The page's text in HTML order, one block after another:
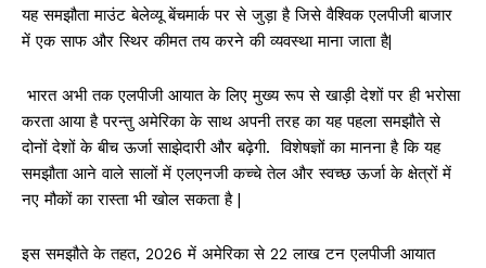
यह समझौता माउंट बेलेव्यू बेंचमार्क पर से जुड़ा है जिसे वैश्विक एलपीजी बाजार
में एक साफ और स्थिर कीमत तय करने की व्यवस्था माना जाता है|
भारत अभी तक एलपीजी आयात के लिए मुख्य रूप से खाड़ी देशों पर ही भरोसा
करता आया है परन्तु अमेरिका के साथ अपनी तरह का यह पहला समझौते से
दोनों देशों के बीच ऊर्जा साझेदारी और बढ़ेगी. विशेषज्ञों का मानना ​​है कि यह
समझौता आने वाले सालों में एलएनजी कच्चे तेल और स्वच्छ ऊर्जा के क्षेत्रों में
नए मौकों का रास्ता भी खोल सकता है |
इस समझौते के तहत, 2026 में अमेरिका से 22 लाख टन एलपीजी आयात